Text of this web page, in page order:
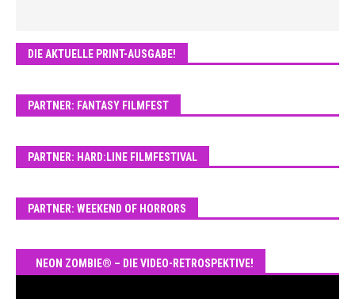
DIE AKTUELLE PRINT-AUSGABE!
PARTNER: FANTASY FILMFEST
PARTNER: HARD:LINE FILMFESTIVAL
PARTNER: WEEKEND OF HORRORS
NEON ZOMBIE® – DIE VIDEO-RETROSPEKTIVE!